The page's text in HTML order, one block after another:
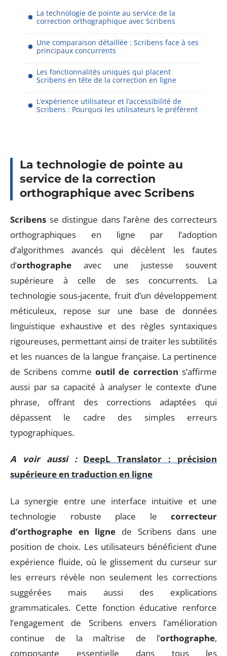
La technologie de pointe au service de la
correction orthographique avec Scribens
Une comparaison détaillée : Scribens face à ses
principaux concurrents
Les fonctionnalités uniques qui placent
Scribens en tête de la correction en ligne
L’expérience utilisateur et l’accessibilité de
Scribens : Pourquoi les utilisateurs le préfèrent
La technologie de pointe au
service de la correction
orthographique avec Scribens
Scribens se distingue dans l’arène des correcteurs
orthographiques en ligne par l’adoption
d’algorithmes avancés qui décèlent les fautes
d’orthographe avec une justesse souvent
supérieure à celle de ses concurrents. La
technologie sous-jacente, fruit d’un développement
méticuleux, repose sur une base de données
linguistique exhaustive et des règles syntaxiques
rigoureuses, permettant ainsi de traiter les subtilités
et les nuances de la langue française. La pertinence
de Scribens comme outil de correction s’affirme
aussi par sa capacité à analyser le contexte d’une
phrase, offrant des corrections adaptées qui
dépassent le cadre des simples erreurs
typographiques.
A voir aussi : DeepL Translator : précision
supérieure en traduction en ligne
La synergie entre une interface intuitive et une
technologie robuste place le correcteur
d’orthographe en ligne de Scribens dans une
position de choix. Les utilisateurs bénéficient d’une
expérience fluide, où le glissement du curseur sur
les erreurs révèle non seulement les corrections
suggérées mais aussi des explications
grammaticales. Cette fonction éducative renforce
l’engagement de Scribens envers l’amélioration
continue de la maîtrise de l’orthographe,
composante essentielle dans tous les